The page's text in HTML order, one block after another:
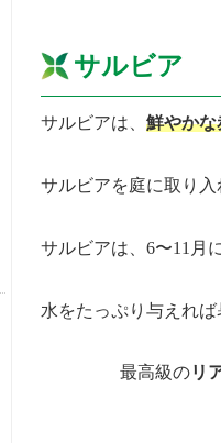
サルビア
サルビアは、 鮮やかな
サルビアを庭に取り
サルビアは、6〜11月
水をたっぷり与えれ
最高級のリ